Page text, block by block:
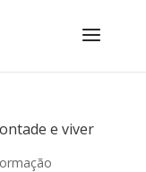
e viver